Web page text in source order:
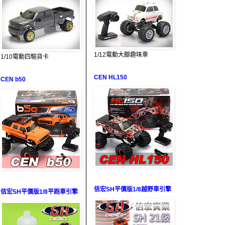
1/10電動四驅貨卡
CEN b50
佶宏SH平價版1/8平跑車引擎
1/12電動大腳趣味車
CEN HL150
佶宏SH平價版1/8越野車引擎